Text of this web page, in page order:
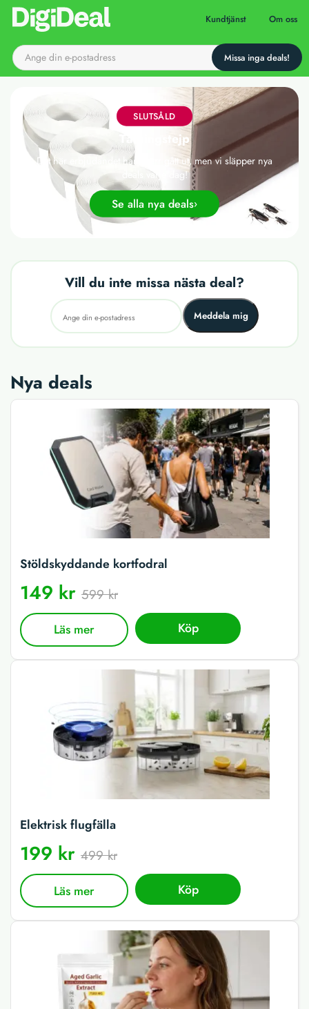
Till startsidan Kundtjänst Om oss
SLUTSÅLD
Tätningstejp
Det här erbjudandet har tyvärr gått ut, men vi släpper nya
deals varje dag!
Se alla nya deals
Vill du inte missa nästa deal?
Meddela mig
Nya deals
Stöldskyddande kortfodral
149 kr 599 kr
Läs mer Köp
Elektrisk flugfälla
199 kr 499 kr
Läs mer Köp